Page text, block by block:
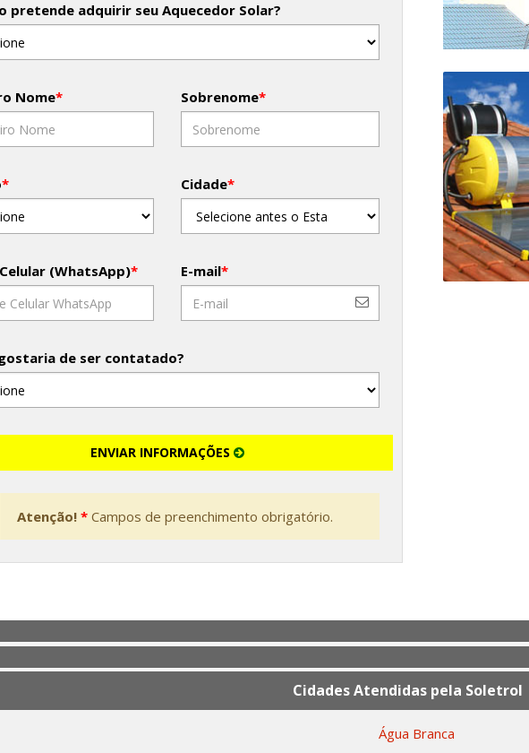
pretende adquirir seu Aquecedor Solar?
Nome* Sobrenome*
* Cidade*
(WhatsApp)* E-mail*
de ser contatado?
ENVIAR INFORMAÇÕES
Atenção! * Campos de preenchimento obrigatório.
Cidades Atendidas pela Soletrol
Água Branca